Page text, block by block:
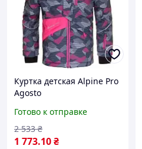
Куртка детская Alpine Pro
Agosto
Готово к отправке
1 773.10₴
2 533 ₴